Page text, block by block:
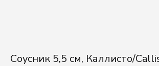
Соусник 5,5 см, Каллисто/